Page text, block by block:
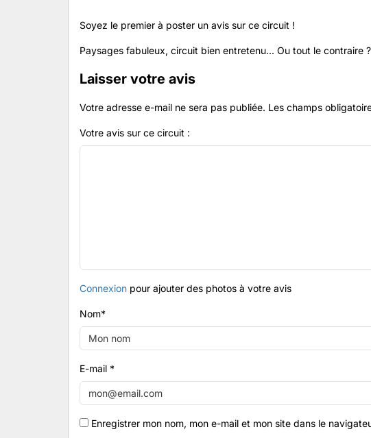
Soyez le premier à poster un avis sur ce circuit !
Paysages fabuleux, circuit bien entretenu... Ou tout le contraire
Laisser votre avis
Votre adresse e-mail ne sera pas publiée. Les champs
Votre avis sur ce circuit :
Connexion pour ajouter des photos à votre avis
Nom*
E-mail *
Enregistrer mon nom, mon e-mail et mon site dans le